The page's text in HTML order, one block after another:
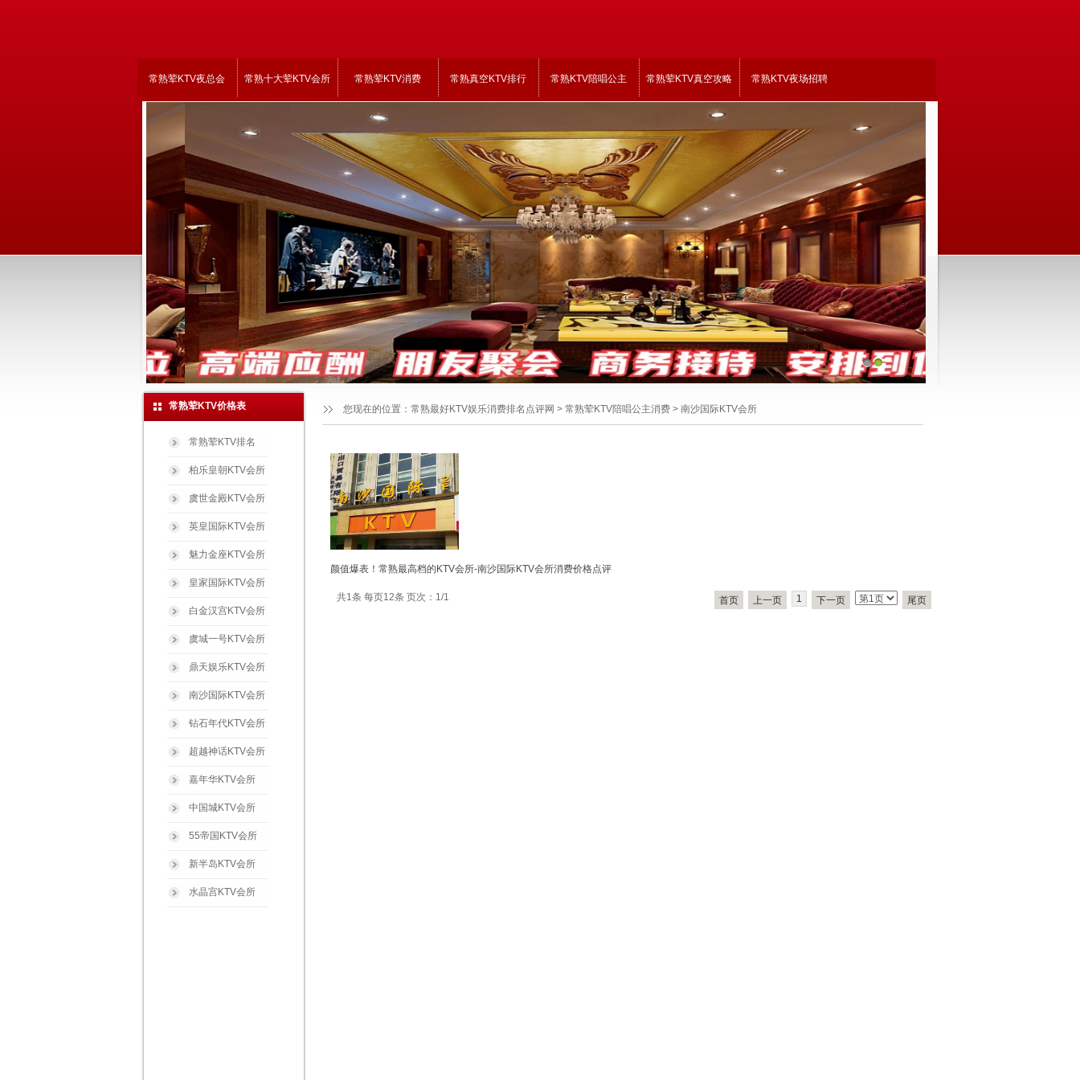
1 2
常熟荤KTV夜总会 常熟十大荤KTV会所 常熟荤KTV消费 常熟真空KTV排行 常熟KTV陪唱公主 常熟荤KTV真空攻略 常熟KTV夜场招聘
常熟荤KTV价格表
常熟荤KTV排名
柏乐皇朝KTV会所
虞世金殿KTV会所
英皇国际KTV会所
魅力金座KTV会所
皇家国际KTV会所
白金汉宫KTV会所
虞城一号KTV会所
鼎天娱乐KTV会所
南沙国际KTV会所
钻石年代KTV会所
超越神话KTV会所
嘉年华KTV会所
中国城KTV会所
55帝国KTV会所
新半岛KTV会所
水晶宫KTV会所
颜值爆表！常熟最高档的KTV会所-南沙国际KTV会所消费价格点评
共1条 每页12条 页次：1/1 首页 上一页 1 下一页 尾页
您现在的位置： 常熟最好KTV娱乐消费排名点评网 > 常熟荤KTV陪唱公主消费 > 南沙国际KTV会所